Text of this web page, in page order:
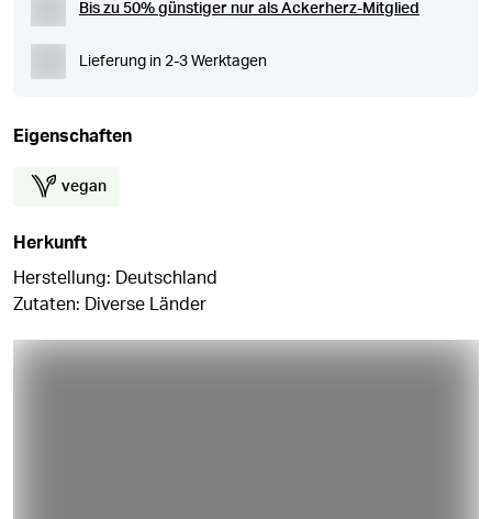
Bis zu 50% günstiger nur als Ackerherz-Mitglied
Lieferung in 2-3 Werktagen
Eigenschaften
vegan
Herkunft
Herstellung: Deutschland
Zutaten: Diverse Länder